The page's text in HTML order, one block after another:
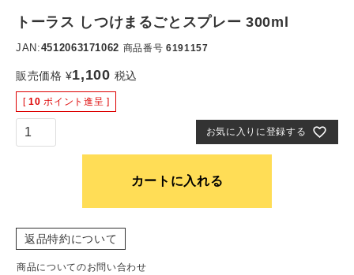
トーラス しつけまるごとスプレー 300ml
JAN:4512063171062 商品番号 6191157
販売価格 ¥1,100 税込
[ 10 ポイント進呈 ]
お気に入りに登録する
カートに入れる
返品特約について
商品についてのお問い合わせ